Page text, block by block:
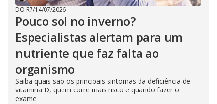
DO R7/14/07/2026
Pouco sol no inverno?
Especialistas alertam para um
nutriente que faz falta ao
organismo
Saiba quais são os principais sintomas da deficiência de
vitamina D, quem corre mais risco e quando fazer o
exame